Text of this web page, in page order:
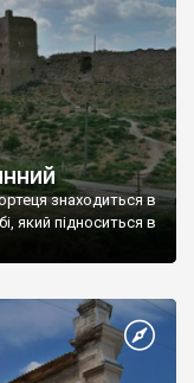
знаходиться в
який підноситься в